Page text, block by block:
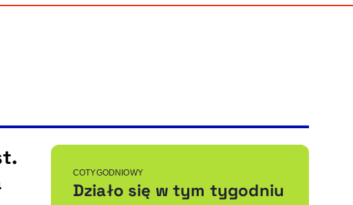
Sprawdź, jak i dlaczego zwiększamy dostępność, otwiera się w nowym
Deklaracja dostępności
, otwiera się w